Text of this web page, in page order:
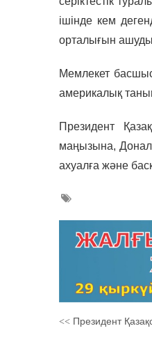
ішінде кем
орталығын
Мемлекет
америкалық
Президент
маңызына,
ахуалға және
<< Президент